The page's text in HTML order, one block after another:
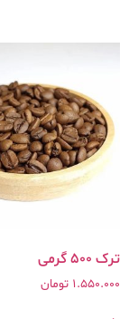
ترک ۵۰۰ گرمی
1.550.000 تومان